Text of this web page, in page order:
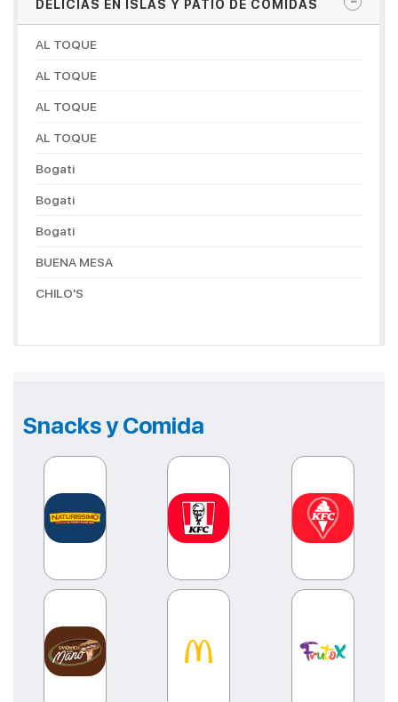
DELICIAS EN ISLAS Y PATIO DE COMIDAS
AL TOQUE
AL TOQUE
AL TOQUE
AL TOQUE
Bogati
Bogati
Bogati
BUENA MESA
CHILO'S
EL EPICENTRO DEL SABOR – PANADERIA Y PASTELERIA
EMPANADAS DE NICO
FAST BURGERS
Fina Reposteria
FRUTOX
HELADERIA YOVI´S
HORNADO AL PASO
Snacks y Comida